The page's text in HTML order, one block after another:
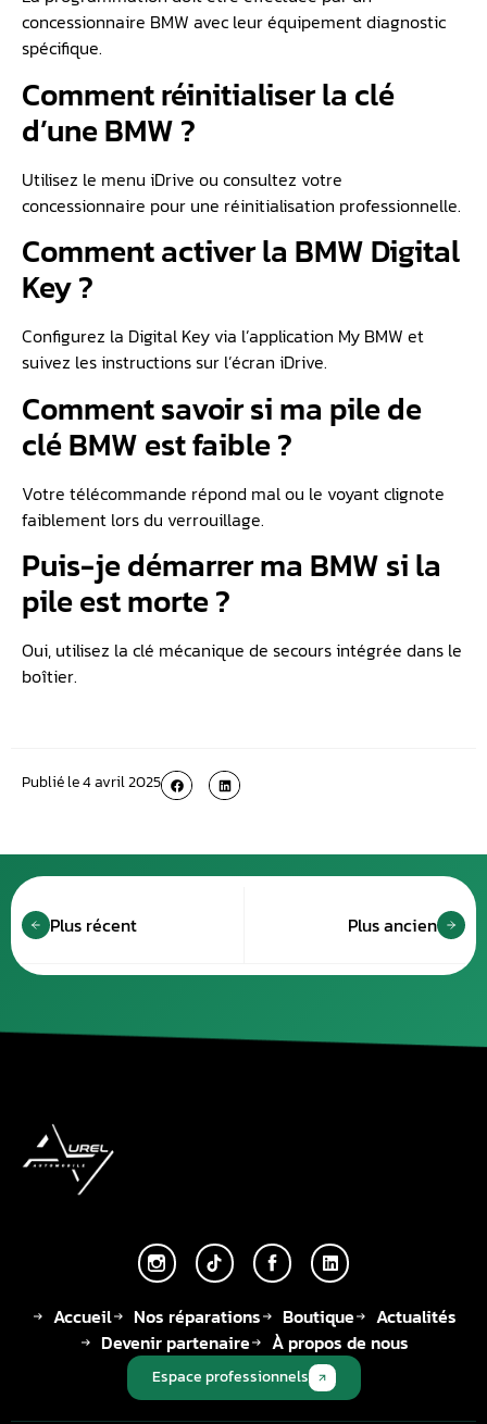
concessionnaire BMW avec leur équipement diagnostic
spécifique.
Comment réinitialiser la clé
d’une BMW ?
Utilisez le menu iDrive ou consultez votre
concessionnaire pour une réinitialisation professionnelle.
Comment activer la BMW Digital
Key ?
Configurez la Digital Key via l’application My BMW et
suivez les instructions sur l’écran iDrive.
Comment savoir si ma pile de
clé BMW est faible ?
Votre télécommande répond mal ou le voyant clignote
faiblement lors du verrouillage.
Puis-je démarrer ma BMW si la
pile est morte ?
Oui, utilisez la clé mécanique de secours intégrée dans le
boîtier.
Publié le4 avril 2025
Plus récent Plus ancien
Accueil Nos réparations Boutique
Actualités
Devenir partenaire
À propos de nous
Espace professionnels